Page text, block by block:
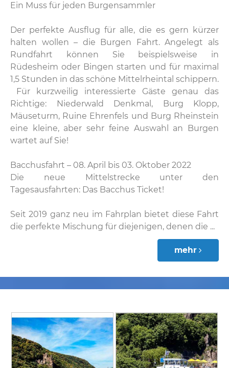
Ein Muss für jeden Burgensammler
Der perfekte Ausflug für alle, die es gern kürzer
halten wollen – die Burgen Fahrt. Angelegt als
Rundfahrt können Sie beispielsweise in
Rüdesheim oder Bingen starten und für maximal
1,5 Stunden in das schöne Mittelrheintal schippern.
Für kurzweilig interessierte Gäste genau das
Richtige: Niederwald Denkmal, Burg Klopp,
Mäuseturm, Ruine Ehrenfels und Burg Rheinstein
eine kleine, aber sehr feine Auswahl an Burgen
wartet auf Sie!
Bacchusfahrt – 08. April bis 03. Oktober 2022
Die neue Mittelstrecke unter den
Tagesausfahrten: Das Bacchus Ticket!
Seit 2019 ganz neu im Fahrplan bietet diese Fahrt
die perfekte Mischung für diejenigen, denen die ...
mehr